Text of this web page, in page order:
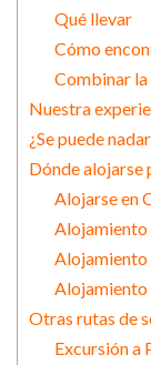
Qué llevar
Cómo
Combinar
Nuestra
¿Se puede
Dónde alojarse
Alojarse en
Alojamiento
Alojamiento
Alojamiento
Otras rutas de
Excursión a